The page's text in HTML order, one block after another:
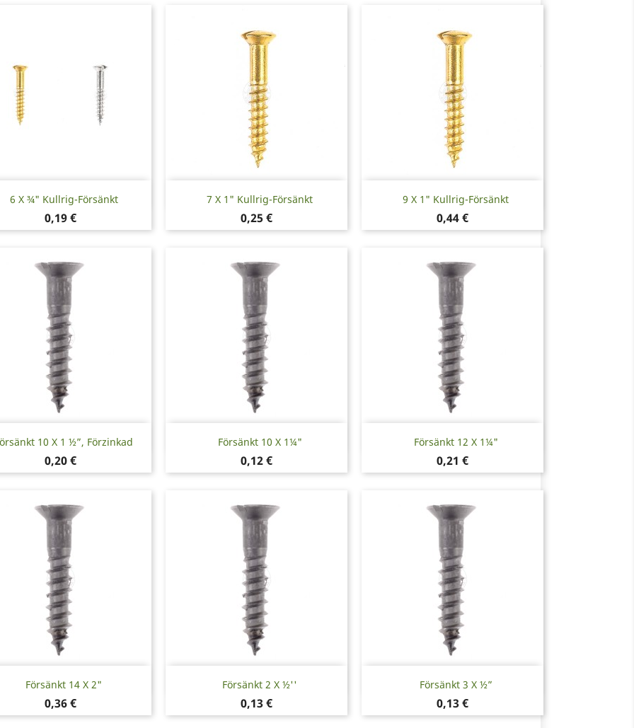
6 X ¾" Kullrig-Försänkt
Pris
0,19 €
Snabbvy 7 X 1" Kullrig-Försänkt
Pris
0,25 €
Snabbvy 9 X 1" Kullrig-Försänkt
Pris
0,44 €
Snabbvy
10 X 1 ½”, Förzinkad
Pris
0,20 €
Snabbvy Försänkt 10 X 1¼"
Pris
0,12 €
Snabbvy Försänkt 12 X 1¼"
Pris
0,21 €
Snabbvy
Försänkt 14 X 2"
Pris
0,36 €
Snabbvy Försänkt 2 X ½''
Pris
0,13 €
Snabbvy Försänkt 3 X ½”
Pris
0,13 €
Snabbvy